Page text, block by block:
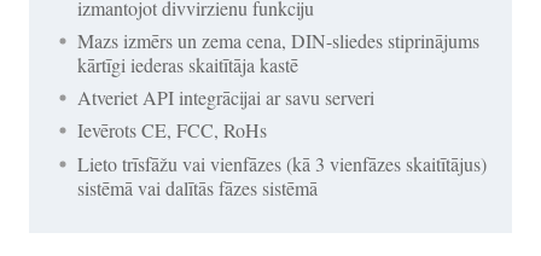
izmantojot divvirzienu funkciju
Mazs izmērs un zema cena, DIN-sliedes stiprinājums
kārtīgi iederas skaitītāja kastē
Atveriet API integrācijai ar savu serveri
Ievērots CE, FCC, RoHs
Lieto trīsfāžu vai vienfāzes (kā 3 vienfāzes skaitītājus)
sistēmā vai dalītās fāzes sistēmā